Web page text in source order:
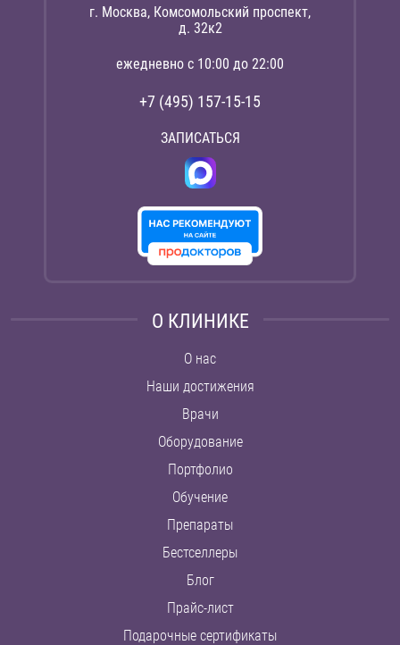
г. Москва, Комсомольский проспект,
д. 32к2
ежедневно с 10:00 до 22:00
+7 (495) 157-15-15
ЗАПИСАТЬСЯ
О КЛИНИКЕ
О нас
Наши достижения
Врачи
Оборудование
Портфолио
Обучение
Препараты
Бестселлеры
Блог
Прайс-лист
Подарочные сертификаты